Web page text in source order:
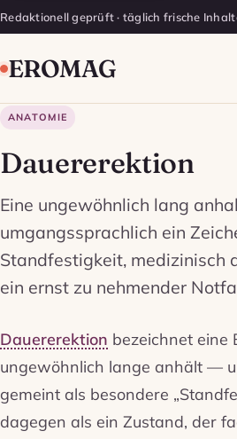
Redaktionell geprüft · täglich frische
EROMAG
ANATOMIE
Dauererektion
Eine ungewöhnlich lang
umgangssprachlich ein
Standfestigkeit, medizinisch
ein ernst zu nehmender
Dauererektion bezeichnet eine
ungewöhnlich lange anhält —
gemeint als besondere
dagegen als ein Zustand, der